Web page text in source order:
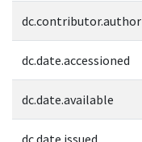
dc.contributor.author
dc.date.accessioned
dc.date.available
dc.date.issued